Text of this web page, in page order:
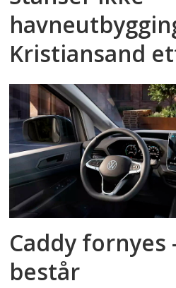
Kristiansand
Caddy fornyes
består